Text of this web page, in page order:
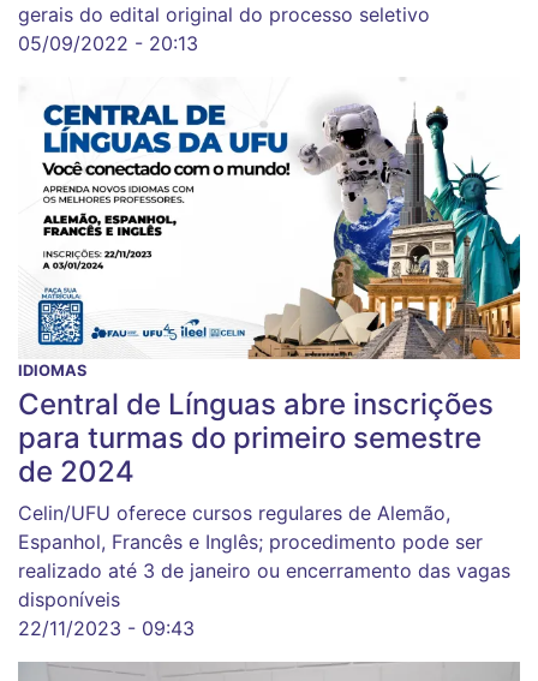
gerais do edital original do processo seletivo
05/09/2022 - 20:13
IDIOMAS
Central de Línguas abre inscrições
para turmas do primeiro semestre
de 2024
Celin/UFU oferece cursos regulares de Alemão,
Espanhol, Francês e Inglês; procedimento pode ser
realizado até 3 de janeiro ou encerramento das vagas
disponíveis
22/11/2023 - 09:43